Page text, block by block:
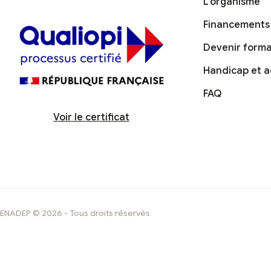
Voir le certificat
Financements
Devenir
Handicap et
FAQ
ENADEP © 2026 - Tous droits réservés